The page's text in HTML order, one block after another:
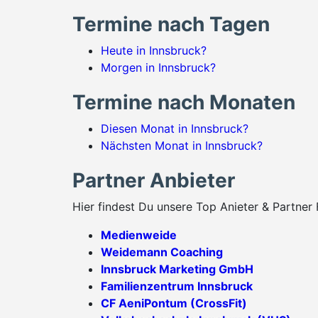
Termine nach Tagen
Heute in Innsbruck?
Morgen in Innsbruck?
Termine nach Monaten
Diesen Monat in Innsbruck?
Nächsten Monat in Innsbruck?
Partner Anbieter
Hier findest Du unsere Top Anieter & Partner
Medienweide
Weidemann Coaching
Innsbruck Marketing GmbH
Familienzentrum Innsbruck
CF AeniPontum (CrossFit)